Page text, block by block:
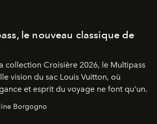
le nouveau classique de
collection Croisière 2026, le Multipass
vision du sac Louis Vuitton, où
et esprit du voyage ne font qu'un.
Borgogno